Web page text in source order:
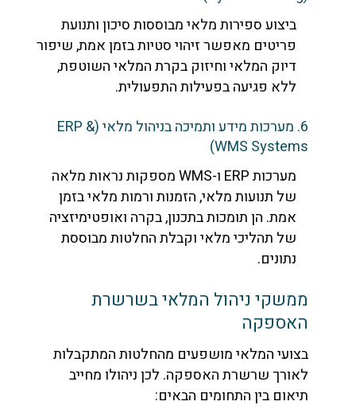
ביצוע ספירות מלאי מבוססות סיכון ותנועת
פריטים מאפשר זיהוי סטיות בזמן אמת, שיפור
דיוק המלאי וחיזוק בקרת המלאי השוטפת,
ללא פגיעה בפעילות התפעולית.
6. מערכות מידע ותמיכה בניהול מלאי (ERP &
WMS Systems)
מערכות ERP ו-WMS מספקות נראות מלאה
של תנועות מלאי, הזמנות ורמות מלאי בזמן
אמת. הן תומכות בתכנון, בקרה ואופטימיזציה
של תהליכי מלאי וקבלת החלטות מבוססת
נתונים.
ממשקי ניהול המלאי בשרשרת
האספקה
בצועי המלאי מושפעים מהחלטות המתקבלות
לאורך שרשרת האספקה. לכן ניהולו מחייב
תיאום בין התחומים הבאים: